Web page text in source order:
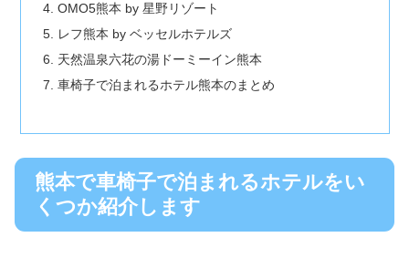
OMO5熊本 by 星野リゾート
レフ熊本 by ベッセルホテルズ
天然温泉六花の湯ドーミーイン熊本
車椅子で泊まれるホテル熊本のまとめ
熊本で車椅子で泊まれるホテルをい
くつか紹介します